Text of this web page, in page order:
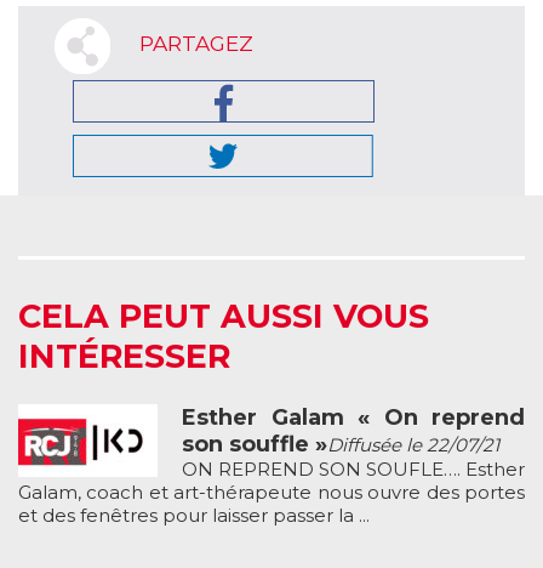
PARTAGEZ
CELA PEUT AUSSI VOUS
INTÉRESSER
Esther Galam « On reprend
son souffle »Diffusée le 22/07/21
ON REPREND SON SOUFLE…. Esther
Galam, coach et art-thérapeute nous ouvre des portes
et des fenêtres pour laisser passer la ...